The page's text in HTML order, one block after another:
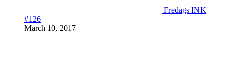
Fredags INK
#126
March 10, 2017